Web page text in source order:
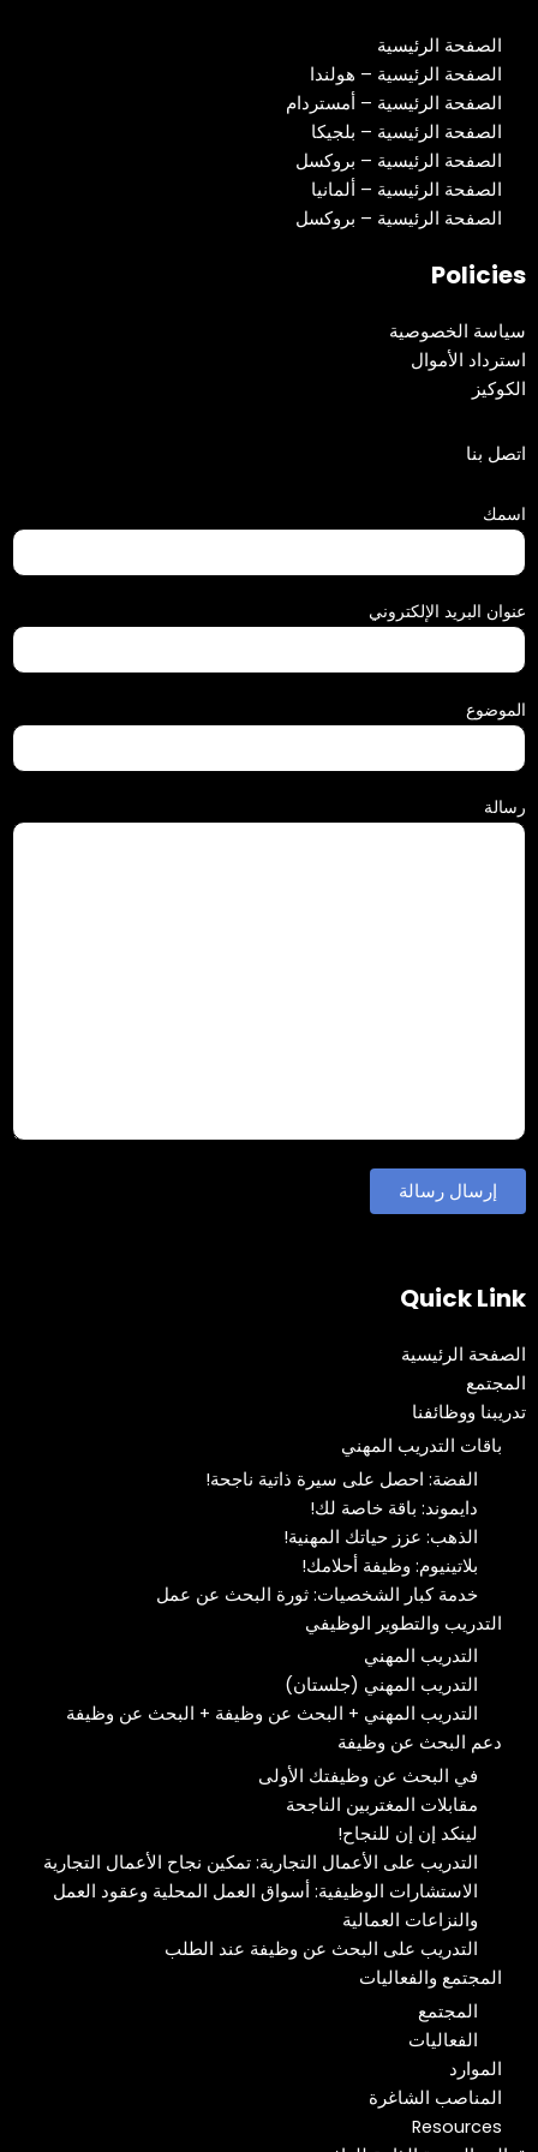
الصفحة الرئيسية
الصفحة الرئيسية – هولندا
الصفحة الرئيسية – أمستردام
الصفحة الرئيسية – بلجيكا
الصفحة الرئيسية – بروكسل
الصفحة الرئيسية – ألمانيا
الصفحة الرئيسية – بروكسل
Policies
سياسة الخصوصية
استرداد الأموال
الكوكيز
اتصل بنا
اسمك
عنوان البريد الإلكتروني
الموضوع
رسالة
Quick Link
الصفحة الرئيسية
المجتمع
تدريبنا ووظائفنا
باقات التدريب المهني
الفضة: احصل على سيرة ذاتية ناجحة!
دايموند: باقة خاصة لك!
الذهب: عزز حياتك المهنية!
بلاتينيوم: وظيفة أحلامك!
خدمة كبار الشخصيات: ثورة البحث عن عمل
التدريب والتطوير الوظيفي
التدريب المهني
التدريب المهني (جلستان)
التدريب المهني + البحث عن وظيفة + البحث عن وظيفة
دعم البحث عن وظيفة
في البحث عن وظيفتك الأولى
مقابلات المغتربين الناجحة
لينكد إن إن للنجاح!
التدريب على الأعمال التجارية: تمكين نجاح الأعمال التجارية
الاستشارات الوظيفية: أسواق العمل المحلية وعقود العمل
والنزاعات العمالية
التدريب على البحث عن وظيفة عند الطلب
المجتمع والفعاليات
المجتمع
الفعاليات
الموارد
المناصب الشاغرة
Resources